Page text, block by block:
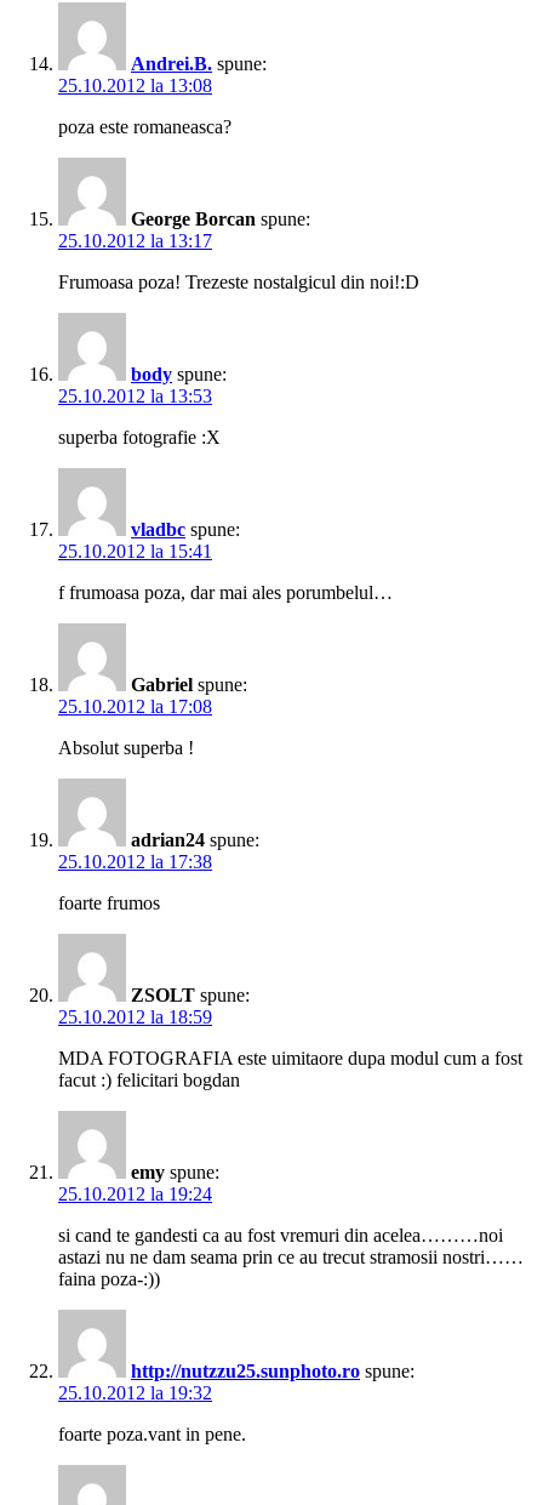
Andrei.B. spune:
25.10.2012 la 13:08
poza este romaneasca?
George Borcan spune:
25.10.2012 la 13:17
Frumoasa poza! Trezeste nostalgicul din noi!:D
body spune:
25.10.2012 la 13:53
superba fotografie :X
vladbc spune:
25.10.2012 la 15:41
f frumoasa poza, dar mai ales porumbelul…
Gabriel spune:
25.10.2012 la 17:08
Absolut superba !
adrian24 spune:
25.10.2012 la 17:38
foarte frumos
ZSOLT spune:
25.10.2012 la 18:59
MDA FOTOGRAFIA este uimitaore dupa modul cum a fost
facut :) felicitari bogdan
emy spune:
25.10.2012 la 19:24
si cand te gandesti ca au fost vremuri din acelea………noi
astazi nu ne dam seama prin ce au trecut stramosii nostri……
faina poza-:))
http://nutzzu25.sunphoto.ro spune:
25.10.2012 la 19:32
foarte poza.vant in pene.